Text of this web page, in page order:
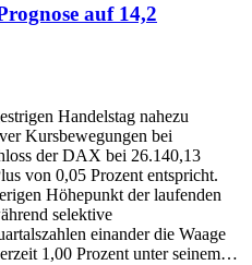
auf 14,2
Handelstag nahezu
Kursbewegungen bei
der DAX bei 26.140,13
von 0,05 Prozent entspricht.
Höhepunkt der laufenden
selektive
einander die Waage
1,00 Prozent unter seinem…